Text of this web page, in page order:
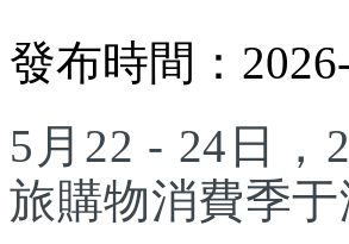
發布時間：
5月22 - 24日，
旅購物消費季